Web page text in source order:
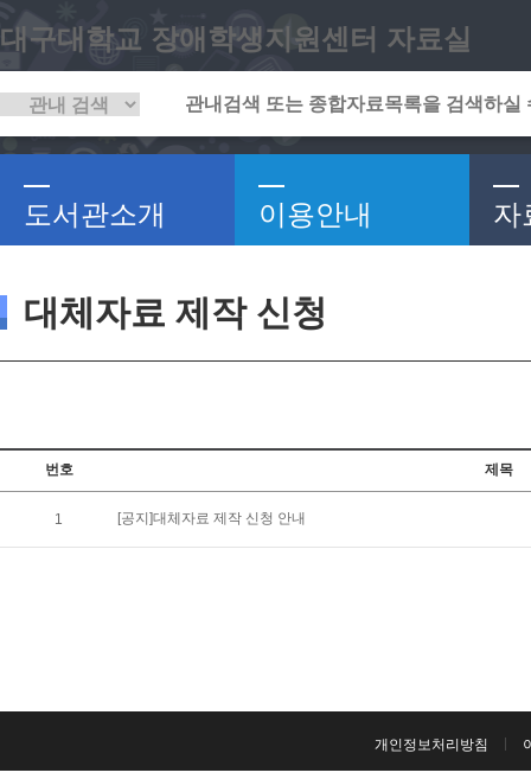
대구대학교 장애학생지원센터 자료실
도서관소개 이용안내 자
대체자료 제작 신청
번호 제목
1 [공지]대체자료 제작 신청 안내
개인정보처리방침